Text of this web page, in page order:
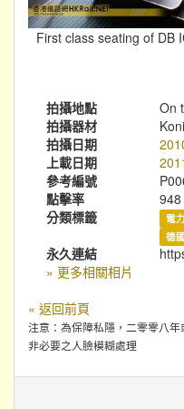
First class seating of DB
拍攝地點 On
拍攝器材
拍攝日期
上載日期
參考編號
點擊率
948
分類標籤
電
德國
永久連結
» 更多相關相片
« 返回前頁
注意：為保障私隱，二零零八
非必要之人臉模糊處理